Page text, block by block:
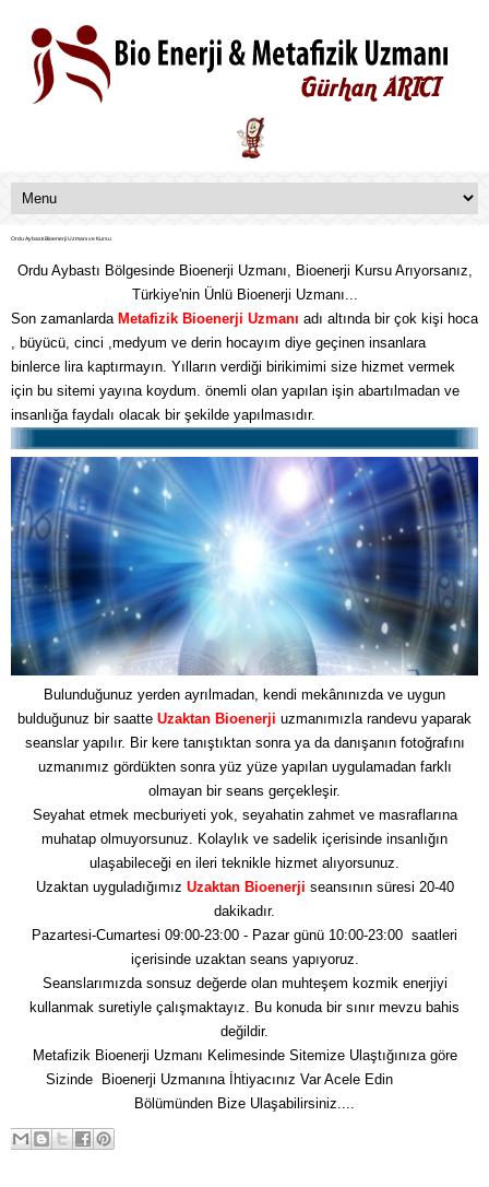
Ordu Aybastı Bioenerji Uzmanı ve Kursu
Ordu Aybastı Bölgesinde Bioenerji Uzmanı, Bioenerji Kursu Arıyorsanız,
Türkiye'nin Ünlü Bioenerji Uzmanı...
Son zamanlarda Metafizik Bioenerji Uzmanı adı altında bir çok kişi hoca
, büyücü, cinci ,medyum ve derin hocayım diye geçinen insanlara
binlerce lira kaptırmayın. Yılların verdiği birikimimi size hizmet vermek
için bu sitemi yayına koydum. önemli olan yapılan işin abartılmadan ve
insanlığa faydalı olacak bir şekilde yapılmasıdır.
Bulunduğunuz yerden ayrılmadan, kendi mekânınızda ve uygun
bulduğunuz bir saatte Uzaktan Bioenerji uzmanımızla randevu yaparak
seanslar yapılır. Bir kere tanıştıktan sonra ya da danışanın fotoğrafını
uzmanımız gördükten sonra yüz yüze yapılan uygulamadan farklı
olmayan bir seans gerçekleşir.
Seyahat etmek mecburiyeti yok, seyahatin zahmet ve masraflarına
muhatap olmuyorsunuz. Kolaylık ve sadelik içerisinde insanlığın
ulaşabileceği en ileri teknikle hizmet alıyorsunuz.
Uzaktan uyguladığımız Uzaktan Bioenerji seansının süresi 20-40
dakikadır.
Pazartesi-Cumartesi 09:00-23:00 - Pazar günü 10:00-23:00 saatleri
içerisinde uzaktan seans yapıyoruz.
Seanslarımızda sonsuz değerde olan muhteşem kozmik enerjiyi
kullanmak suretiyle çalışmaktayız. Bu konuda bir sınır mevzu bahis
değildir.
Metafizik Bioenerji Uzmanı Kelimesinde Sitemize Ulaştığınıza göre
Sizinde Bioenerji Uzmanına İhtiyacınız Var Acele Edin
Bölümünden Bize Ulaşabilirsiniz....